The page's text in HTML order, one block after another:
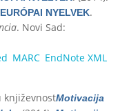
NYELVEK.
. Novi Sad:
MARC EndNote XML
književnostMotivacija